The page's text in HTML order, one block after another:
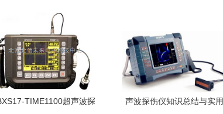
TIME1100超声波探
声波探伤仪知识总结与实用